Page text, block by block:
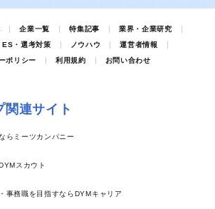
企業一覧 特集記事
業界・企業研究
ES・選考対策 ノウハウ
運営者情報
ポリシー
利用規約 お問い合わせ
関連サイト
らミーツカンパニー
スカウト
事務職を目指すならDYMキャリア